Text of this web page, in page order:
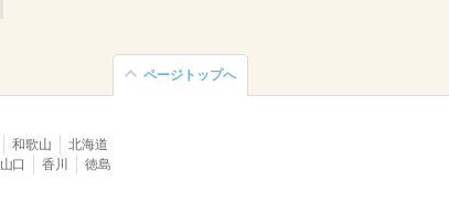
ページトップへ
和歌山
北海道
山口 香川
徳島